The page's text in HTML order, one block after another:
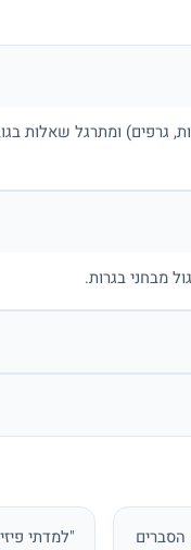
גרפים) ומתרגל שאלות
מבחני בגרות.
הסברים "למדתי